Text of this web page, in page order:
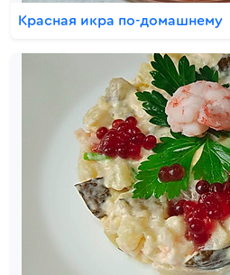
Красная икра по-домашнему